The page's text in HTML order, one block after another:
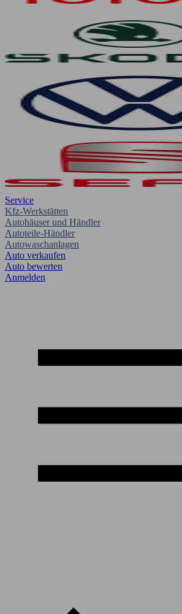
Service
Kfz-Werkstätten
Autohäuser und Händler
Autoteile-Händler
Autowaschanlagen
Auto verkaufen
Auto bewerten
Anmelden